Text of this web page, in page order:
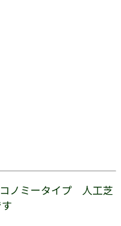
ノミータイプ 人工芝